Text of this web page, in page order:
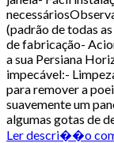
(padrão de todas
de fabricação-
a sua Persiana
impecável:-
para remover a
suavemente um
algumas gotas de
Ler descri��o